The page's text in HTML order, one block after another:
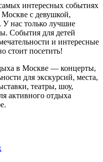
интересных событиях
с девушкой,
нас только лучшие
События для детей
и интересные
стоит посетить!
в Москве — концерты,
для экскурсий, места,
театры, шоу,
активного отдыха